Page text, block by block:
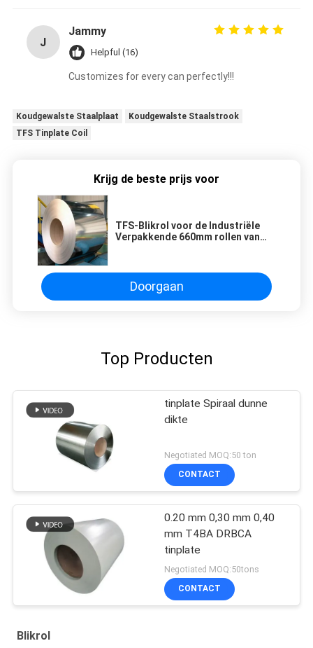
J
Jammy
Helpful (16)
Customizes for every can perfectly!!!
Koudgewalste Staalplaat
Koudgewalste Staalstrook
TFS Tinplate Coil
Krijg de beste prijs voor
TFS-Blikrol voor de Industriële
Verpakkende 660mm rollen van
Doorgaan
Top Producten
tinplate Spiraal dunne
dikte
Negotiated MOQ:50 ton
CONTACT
0.20 mm 0,30 mm 0,40
mm T4BA DRBCA
tinplate
Negotiated MOQ:50tons
CONTACT
Blikrol